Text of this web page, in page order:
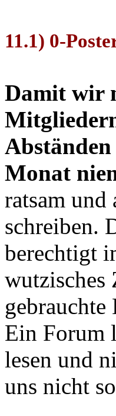
11.1) 0-
Damit wir
Monat
ratsam
schreiben.
berechtigt
wutzisches
gebrauchte
Ein Forum
lesen und
uns nicht